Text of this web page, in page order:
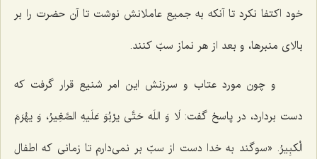
خود اکتفا نکرد تا آنکه به جمیع عاملانش نوشت تا آن حضرت را بر
بالاى منبرها، و بعد از هر نماز سبّ کنند.
و چون مورد عتاب و سرزنش این امر شنیع قرار گرفت که
دست بردارد، در پاسخ گفت: لَا وَ اللَه حَتَّى یرْبُوَ عَلَیهِ الصَّغِیرُ، وَ یهْرَمَ
الْکبِیرُ. «سوگند به خدا دست از سبّ بر نمى‌دارم تا زمانى که اطفال